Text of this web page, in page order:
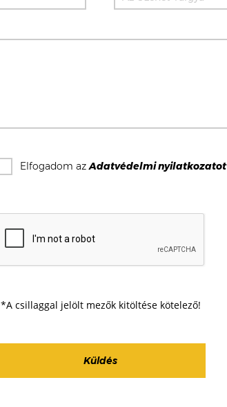
Elfogadom azAdatvédelmi nyilatkozatot
*A csillaggal jelölt mezők kitöltése kötelező!